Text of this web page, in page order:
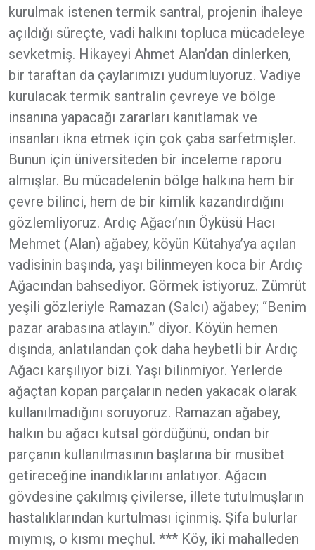
kurulmak istenen termik santral, projenin ihaleye
açıldığı süreçte, vadi halkını topluca mücadeleye
sevketmiş. Hikayeyi Ahmet Alan’dan dinlerken,
bir taraftan da çaylarımızı yudumluyoruz. Vadiye
kurulacak termik santralin çevreye ve bölge
insanına yapacağı zararları kanıtlamak ve
insanları ikna etmek için çok çaba sarfetmişler.
Bunun için üniversiteden bir inceleme raporu
almışlar. Bu mücadelenin bölge halkına hem bir
çevre bilinci, hem de bir kimlik kazandırdığını
gözlemliyoruz. Ardıç Ağacı’nın Öyküsü Hacı
Mehmet (Alan) ağabey, köyün Kütahya’ya açılan
vadisinin başında, yaşı bilinmeyen koca bir Ardıç
Ağacından bahsediyor. Görmek istiyoruz. Zümrüt
yeşili gözleriyle Ramazan (Salcı) ağabey; “Benim
pazar arabasına atlayın.” diyor. Köyün hemen
dışında, anlatılandan çok daha heybetli bir Ardıç
Ağacı karşılıyor bizi. Yaşı bilinmiyor. Yerlerde
ağaçtan kopan parçaların neden yakacak olarak
kullanılmadığını soruyoruz. Ramazan ağabey,
halkın bu ağacı kutsal gördüğünü, ondan bir
parçanın kullanılmasının başlarına bir musibet
getireceğine inandıklarını anlatıyor. Ağacın
gövdesine çakılmış çivilerse, illete tutulmuşların
hastalıklarından kurtulması içinmiş. Şifa bulurlar
mıymış, o kısmı meçhul. *** Köy, iki mahalleden